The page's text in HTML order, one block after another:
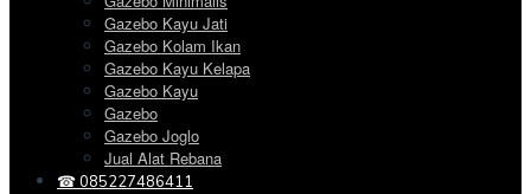
Gazebo Kayu Jati
Gazebo Kolam Ikan
Gazebo Kayu Kelapa
Gazebo Kayu
Gazebo
Gazebo Joglo
Jual Alat Rebana
☎ 085227486411